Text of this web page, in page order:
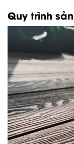
Quy trình